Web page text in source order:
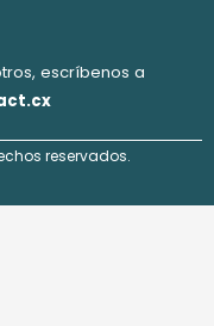
escríbenos a
reservados.